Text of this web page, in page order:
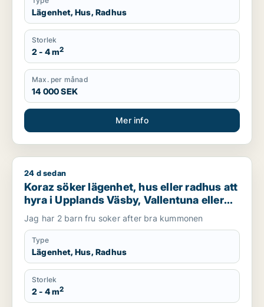
Lägenhet, Hus, Radhus
Storlek
2 - 4 m2
Max. per månad
14 000 SEK
Mer info
Koraz söker lägenhet, hus eller radhus att hyra i Upplands
24 d sedan
Koraz söker lägenhet, hus eller radhus att
hyra i Upplands Väsby, Vallentuna eller
Järfälla m.fl.
Jag har 2 barn fru soker after bra kummonen
Type
Lägenhet, Hus, Radhus
Storlek
2 - 4 m2